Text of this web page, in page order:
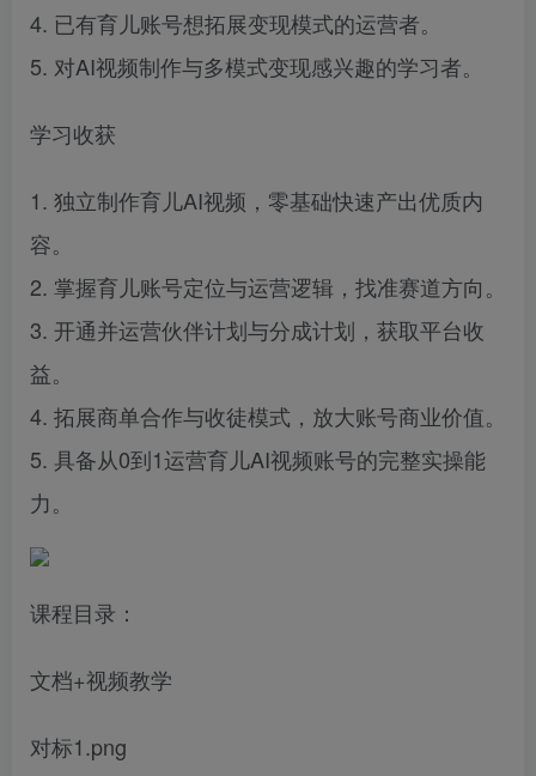
4. 已有育儿账号想拓展变现模式的运营者。
5. 对AI视频制作与多模式变现感兴趣的学习者。
学习收获
1. 独立制作育儿AI视频，零基础快速产出优质内
容。
2. 掌握育儿账号定位与运营逻辑，找准赛道方向。
3. 开通并运营伙伴计划与分成计划，获取平台收
益。
4. 拓展商单合作与收徒模式，放大账号商业价值。
5. 具备从0到1运营育儿AI视频账号的完整实操能
力。
课程目录：
文档+视频教学
对标1.png